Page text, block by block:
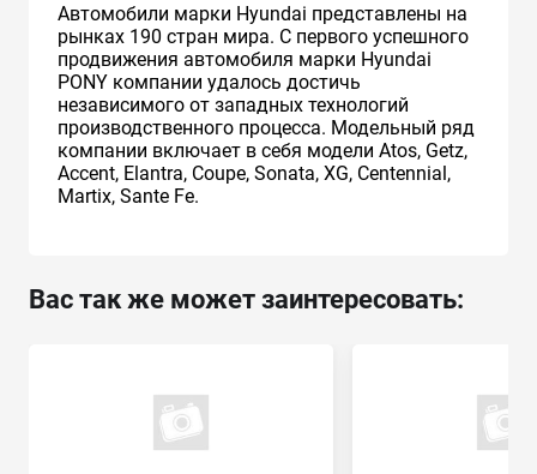
Автомобили марки Hyundai представлены на
рынках 190 стран мира. C первого успешного
продвижения автомобиля марки Hyundai
PONY компании удалось достичь
независимого от западных технологий
производственного процесса. Модельный ряд
компании включает в себя модели Atos, Getz,
Accent, Elantra, Coupe, Sonata, XG, Centennial,
Martix, Sante Fe.
Вас так же может заинтересовать: